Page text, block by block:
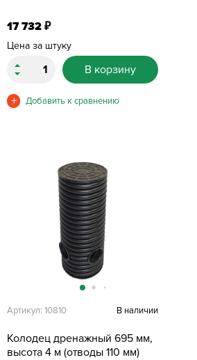
17 732₽
Цена за штуку
В корзину
Колодец дренажный 695 мм,
высота 4 м (отводы 110 мм)
Артикул: 10810 В наличии